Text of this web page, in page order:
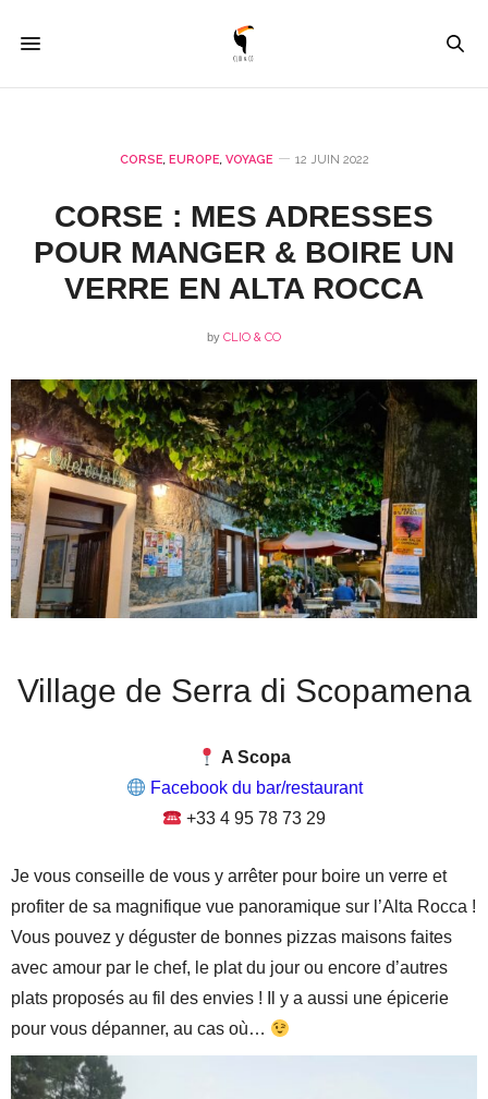
CORSE, EUROPE, VOYAGE 12 JUIN 2022
CORSE : MES ADRESSES
POUR MANGER & BOIRE UN
VERRE EN ALTA ROCCA
by CLIO & CO
Village de Serra di Scopamena
A Scopa
Facebook du bar/restaurant
+33 4 95 78 73 29
Je vous conseille de vous y arrêter pour boire un verre et
profiter de sa magnifique vue panoramique sur l’Alta Rocca !
Vous pouvez y déguster de bonnes pizzas maisons faites
avec amour par le chef, le plat du jour ou encore d’autres
plats proposés au fil des envies ! Il y a aussi une épicerie
pour vous dépanner, au cas où…